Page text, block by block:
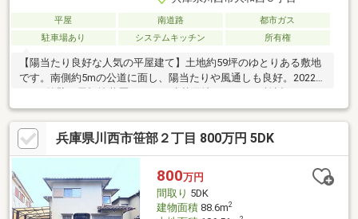
平屋 南道路
都市ガス
駐車場あり
システムキッチン 所有権
【陽当たり良好な人気の平屋建て】土地約59坪のゆとりある敷地
です。南側約5mの公道に面し、陽当たりや風通しも良好。2022年
ます。
兵庫県川西市笹部２丁目 800万円 5DK
800万円
間取り 5DK
建物面積88.6m2